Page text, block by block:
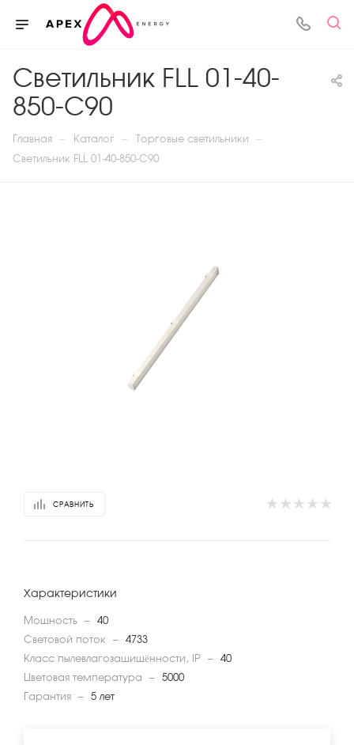
Светильник FLL 01-40-
850-C90
Главная — Каталог — Торговые светильники —
Светильник FLL 01-40-850-C90
СРАВНИТЬ
Характеристики
Мощность — 40
Световой поток
— 4733
Класс пылевлагозащищённости, IP — 40
Цветовая температура
— 5000
Гарантия — 5 лет